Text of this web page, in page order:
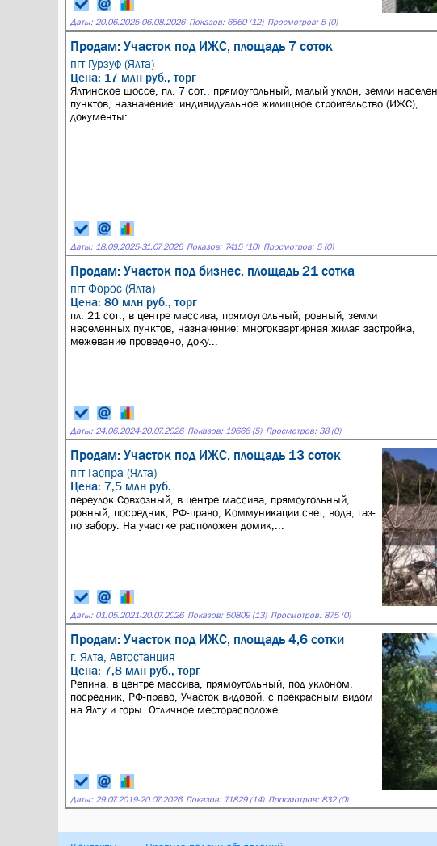
Даты: 20.06.2025-06.08.2026 Показов: 6560 (12) Просмотров: 5 (0)
Продам: Участок под ИЖС, площадь 7 соток
пгт Гурзуф (Ялта)
Цена: 17 млн руб., торг
Ялтинское шоссе, пл. 7 сот., прямоугольный, малый уклон, земли
пунктов, назначение: индивидуальное жилищное строительство (ИЖС),
документы:...
Даты: 18.09.2025-31.07.2026 Показов: 7415 (10) Просмотров: 5 (0)
Продам: Участок под бизнес, площадь 21 сотка
пгт Форос (Ялта)
Цена: 80 млн руб., торг
пл. 21 сот., в центре массива, прямоугольный, ровный, земли
населенных пунктов, назначение: многоквартирная жилая застройка,
межевание проведено, доку...
Даты: 24.06.2024-20.07.2026 Показов: 19666 (5) Просмотров: 38 (0)
Продам: Участок под ИЖС, площадь 13 соток
пгт Гаспра (Ялта)
Цена: 7,5 млн руб.
переулок Совхозный, в центре массива, прямоугольный,
ровный, посредник, РФ-право, Коммуникации:свет, вода, газ-
по забору. На участке расположен домик,...
Даты: 01.05.2021-20.07.2026 Показов: 50809 (13) Просмотров: 875 (0)
Продам: Участок под ИЖС, площадь 4,6 сотки
г. Ялта, Автостанция
Цена: 7,8 млн руб., торг
Репина, в центре массива, прямоугольный, под уклоном,
посредник, РФ-право, Участок видовой, с прекрасным видом
на Ялту и горы. Отличное месторасположе...
Даты: 29.07.2019-20.07.2026 Показов: 71829 (14) Просмотров: 832 (0)